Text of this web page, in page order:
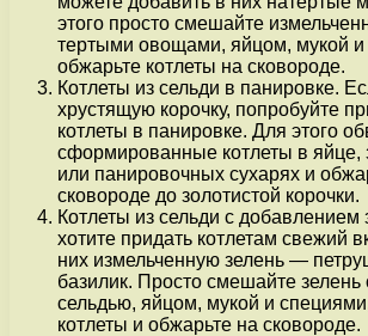
этого просто смешайте
тертыми овощами, яйцом, мукой и
обжарьте котлеты на сковороде.
Котлеты из сельди в панировке.
хрустящую корочку, попробуйте
котлеты в панировке. Для этого
сформированные котлеты в яйце,
или панировочных сухарях и
сковороде до золотистой корочки.
Котлеты из сельди с
хотите придать котлетам свежий
них измельченную зелень —
базилик. Просто смешайте зелень
сельдью, яйцом, мукой и
котлеты и обжарьте на сковороде.